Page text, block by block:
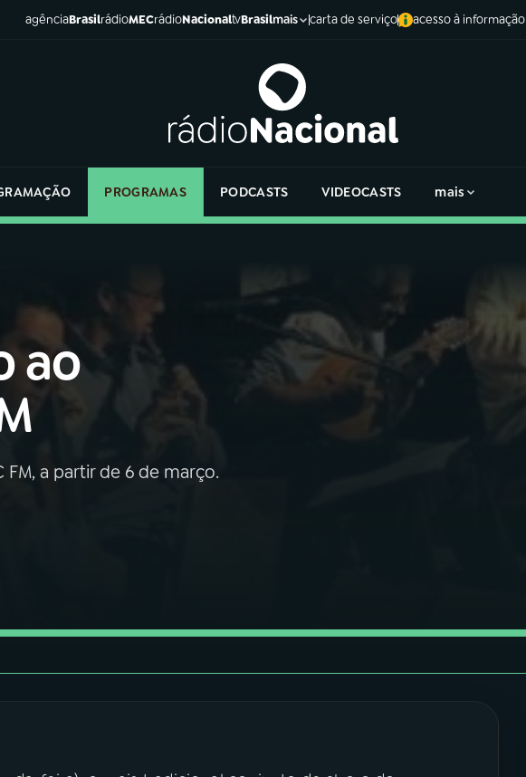
agênciaBrasilrádioMECrádioNacionaltvBrasilmais carta de serviço acesso à informação
PROGRAMAS PODCASTS VIDEOCASTS mais
ao
a partir de 6 de março.